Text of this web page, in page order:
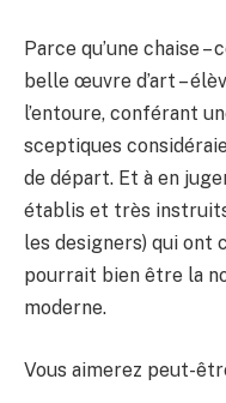
Parce qu’une chaise
belle œuvre d’art –
l’entoure, conférant
sceptiques
de départ. Et à en
établis et très
les designers) qui ont
pourrait bien être la
moderne.
Vous aimerez peut-